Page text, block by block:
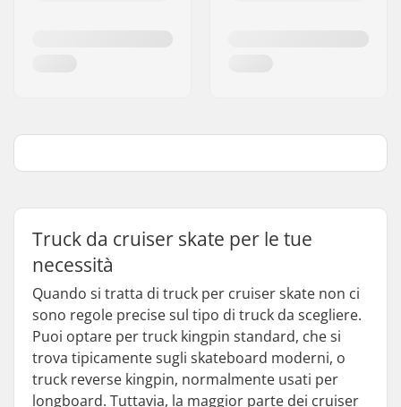
Truck da cruiser skate per le tue
necessità
Quando si tratta di truck per cruiser skate non ci
sono regole precise sul tipo di truck da scegliere.
Puoi optare per truck kingpin standard, che si
trova tipicamente sugli skateboard moderni, o
truck reverse kingpin, normalmente usati per
longboard. Tuttavia, la maggior parte dei cruiser